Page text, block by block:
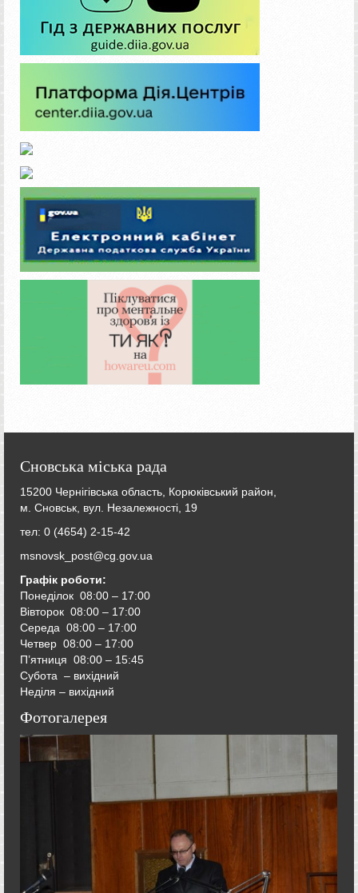
Сновська міська рада
15200 Чернігівська область, Корюківський район,
м. Сновськ, вул. Незалежності, 19
тел: 0 (4654) 2-15-42
msnovsk_post@cg.gov.ua
Графік роботи:
Понеділок 08:00 – 17:00
Вівторок 08:00 – 17:00
Середа 08:00 – 17:00
Четвер 08:00 – 17:00
П’ятниця 08:00 – 15:45
Субота – вихідний
Неділя – вихідний
Фотогалерея